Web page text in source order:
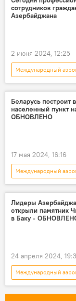
ЗАО
лоукостер
сотрудников
Азербайджана
2 июня 2024, 12:25
Международный
Азербайджан
гражданская авиация
Профессиональный
Беларусь построит
населенный пункт
ОБНОВЛЕНО
17 мая 2024, 16:16
Международный
Азербайджан
Александр Лукашенко
Государственный
Лидеры
открыли памятник
в Баку -
24 апреля 2024,
Международный
Азербайджан